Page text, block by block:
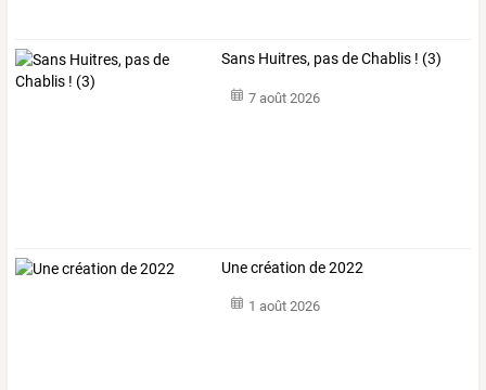
Sans Huitres, pas de Chablis ! (3)
7 août 2026
Une création de 2022
1 août 2026